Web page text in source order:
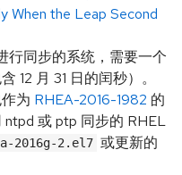
When the Leap Second
行同步的系统，需要一个
12 月 31 日的闰秒）。
为 RHEA-2016-1982 的
或 ptp 同步的 RHEL
2016g-2.el7 或更新的